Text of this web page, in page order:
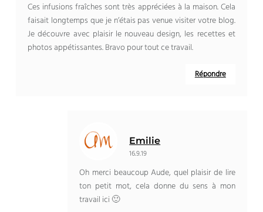
Ces infusions fraîches sont très appréciées à la maison. Cela
faisait longtemps que je n’étais pas venue visiter votre blog.
Je découvre avec plaisir le nouveau design, les recettes et
photos appétissantes. Bravo pour tout ce travail.
Répondre
Emilie
16.9.19
Oh merci beaucoup Aude, quel plaisir de lire
ton petit mot, cela donne du sens à mon
travail ici 🙂